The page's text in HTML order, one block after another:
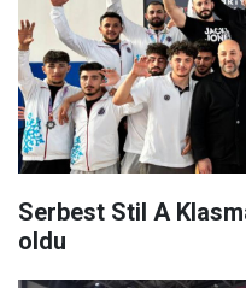
Serbest Stil A
oldu